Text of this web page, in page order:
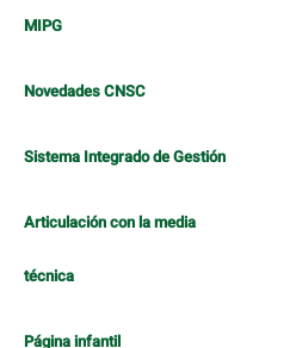
MIPG
Novedades CNSC
Sistema Integrado de Gestión
Articulación con la media
técnica
Página infantil